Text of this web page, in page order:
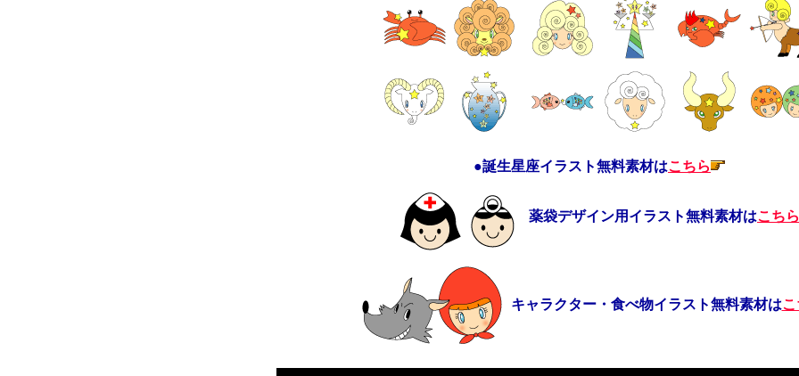
●誕生星座イラスト無料素材はこちら
薬袋デザイン用イラスト無料素材はこちら
キャラクター・食べ物イラスト無料素材は